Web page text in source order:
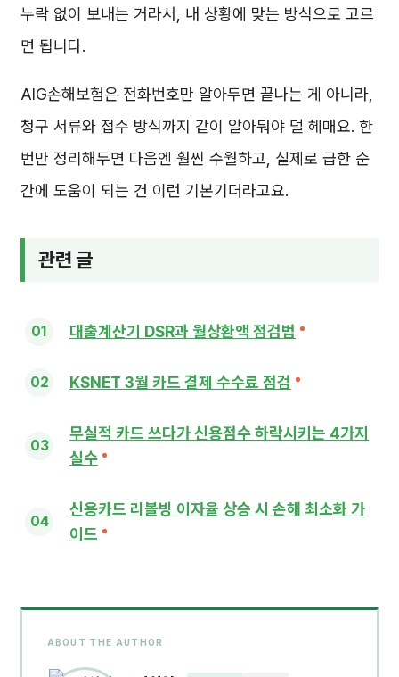
누락 없이 보내는 거라서, 내 상황에 맞는 방식으로 고르
면 됩니다.
AIG손해보험은 전화번호만 알아두면 끝나는 게 아니라,
청구 서류와 접수 방식까지 같이 알아둬야 덜 헤매요. 한
번만 정리해두면 다음엔 훨씬 수월하고, 실제로 급한 순
간에 도움이 되는 건 이런 기본기더라고요.
관련 글
대출계산기 DSR과 월상환액 점검법
KSNET 3월 카드 결제 수수료 점검
무실적 카드 쓰다가 신용점수 하락시키는 4가지
실수
신용카드 리볼빙 이자율 상승 시 손해 최소화 가
이드
ABOUT THE AUTHOR